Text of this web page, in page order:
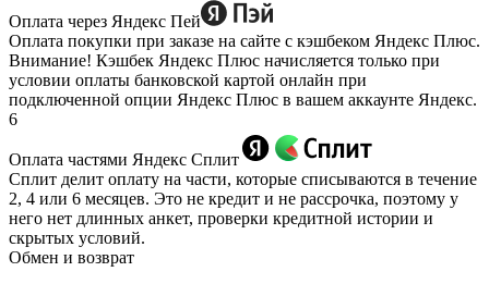
Оплата через Яндекс Пей
Оплата покупки при заказе на сайте с кэшбеком Яндекс Плюс.
Внимание! Кэшбек Яндекс Плюс начисляется только при
условии оплаты банковской картой онлайн при
подключенной опции Яндекс Плюс в вашем аккаунте Яндекс.
6
Оплата частями Яндекс Сплит
Сплит делит оплату на части, которые списываются в течение
2, 4 или 6 месяцев. Это не кредит и не рассрочка, поэтому у
него нет длинных анкет, проверки кредитной истории и
скрытых условий.
Обмен и возврат